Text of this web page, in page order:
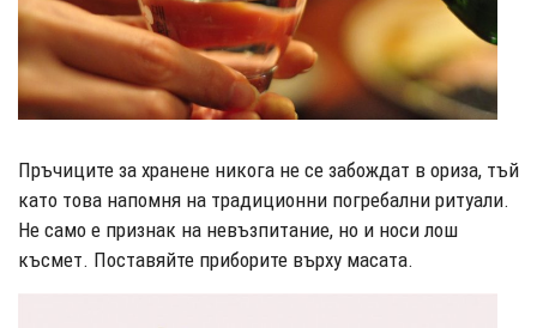
Пръчиците за хранене никога не се забождат в ориза, тъй
като това напомня на традиционни погребални ритуали.
Не само е признак на невъзпитание, но и носи лош
късмет. Поставяйте приборите върху масата.